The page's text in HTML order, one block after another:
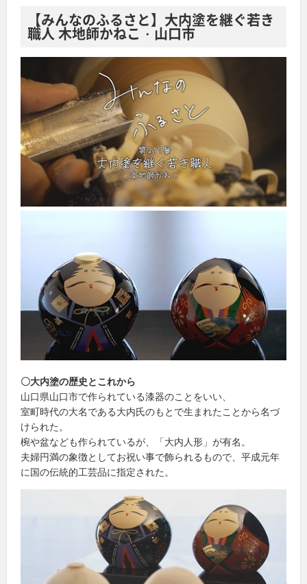
【みんなのふるさと】大内塗を継ぐ若き
職人 木地師かねこ・山口市
〇大内塗の歴史とこれから
山口県山口市で作られている漆器のことをいい、
室町時代の大名である大内氏のもとで生まれたことから名づ
けられた。
椀や盆なども作られているが、「大内人形」が有名。
夫婦円満の象徴としてお祝い事で飾られるもので、平成元年
に国の伝統的工芸品に指定された。